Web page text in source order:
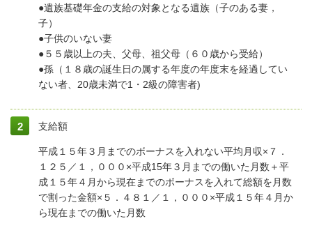
●遺族基礎年金の支給の対象となる遺族（子のある妻，
子）
●子供のいない妻
●５５歳以上の夫、父母、祖父母（６０歳から受給）
●孫（１８歳の誕生日の属する年度の年度末を経過してい
ない者、20歳未満で1・2級の障害者)
支給額
平成１５年３月までのボーナスを入れない平均月収×７．
１２５／１，０００×平成15年３月までの働いた月数＋平
成１５年４月から現在までのボーナスを入れて総額を月数
で割った金額×５．４８１／１，０００×平成１５年４月か
ら現在までの働いた月数